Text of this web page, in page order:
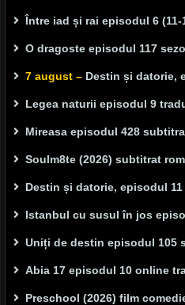
Între iad și rai episodul 6
O dragoste episodul 117
7 august – Destin și datorie,
Legea naturii episodul 9
Mireasa episodul 428
Soulm8te (2026) subtitrat
Destin și datorie, episodul
Istanbul cu susul în jos
Uniți de destin episodul 105
Abia 17 episodul 10 online
Preschool (2026) film